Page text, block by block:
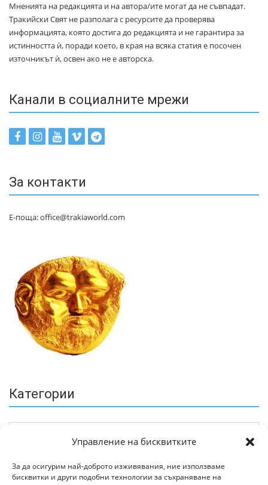
Управление на бисквитките
За да осигурим най-доброто изживявания, ние използваме
бисквитки и други подобни технологии за съхраняване на
Мненията на редакцията и на автора/ите могат да не съвпадат.
Тракийски Свят не разполага с ресурсите да проверява
информацията, която достига до редакцията и не гарантира за
истинността ѝ, поради което, в края на всяка статия е посочен
източникът ѝ, освен ако не е авторска.
Канали в социалните мрежи
За контакти
Е-поща: office@trakiaworld.com
Категории
Архив